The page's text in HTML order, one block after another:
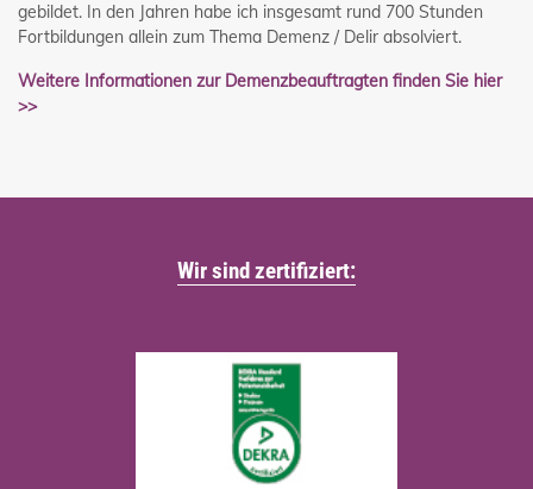
gebildet. In den Jahren habe ich insgesamt rund 700 Stunden
Fortbildungen allein zum Thema Demenz / Delir absolviert.
Weitere Informationen zur Demenzbeauftragten finden Sie hier
>>
Wir sind zertifiziert: